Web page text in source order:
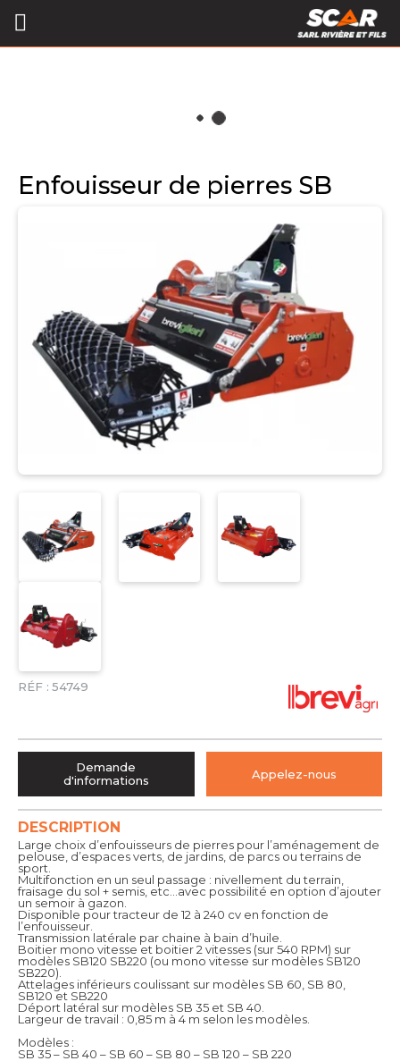
Enfouisseur de pierres SB
RÉF : 54749
DESCRIPTION
Large choix d’enfouisseurs de pierres pour l’aménagement de
pelouse, d’espaces verts, de jardins, de parcs ou terrains de
sport.
Multifonction en un seul passage : nivellement du terrain,
fraisage du sol + semis, etc…avec possibilité en option d’ajouter
un semoir à gazon.
Disponible pour tracteur de 12 à 240 cv en fonction de
l’enfouisseur.
Transmission latérale par chaine à bain d’huile.
Boitier mono vitesse et boitier 2 vitesses (sur 540 RPM) sur
modèles SB120 SB220 (ou mono vitesse sur modèles SB120
SB220).
Attelages inférieurs coulissant sur modèles SB 60, SB 80,
SB120 et SB220
Déport latéral sur modèles SB 35 et SB 40.
Largeur de travail : 0,85 m à 4 m selon les modèles.
Modèles :
SB 35 – SB 40 – SB 60 – SB 80 – SB 120 – SB 220
Demande
d'informations
Appelez-nous